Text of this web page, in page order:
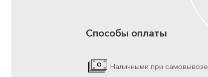
Способы оплаты
Наличными при самовывозе